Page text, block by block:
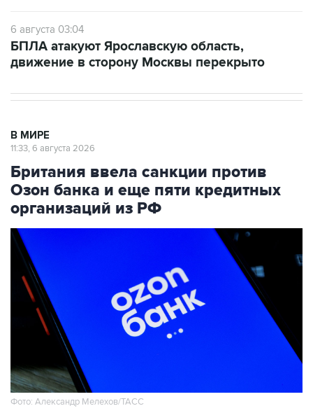
6 августа 03:04
БПЛА атакуют Ярославскую область,
движение в сторону Москвы перекрыто
В МИРЕ
11:33, 6 августа 2026
Британия ввела санкции против
Озон банка и еще пяти кредитных
организаций из РФ
Фото: Александр Мелехов/ТАСС